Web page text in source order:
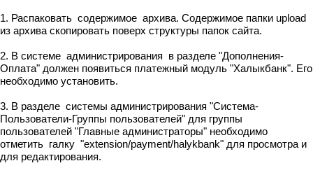
1. Распаковать содержимое архива. Содержимое папки upload
из архива скопировать поверх структуры папок сайта.
2. В системе администрирования в разделе "Дополнения-
Оплата" должен появиться платежный модуль "Халыкбанк". Его
необходимо установить.
3. В разделе системы администрирования "Система-
Пользователи-Группы пользователей" для группы
пользователей "Главные администраторы" необходимо
отметить галку "extension/payment/halykbank" для просмотра и
для редактирования.